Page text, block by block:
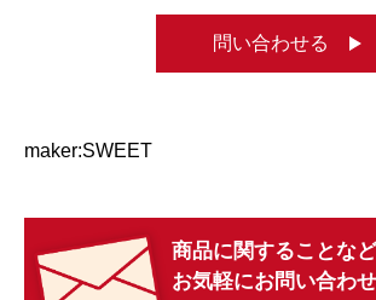
問い合わせる
maker:SWEET
商品に関することなど
お気軽にお問い合わ